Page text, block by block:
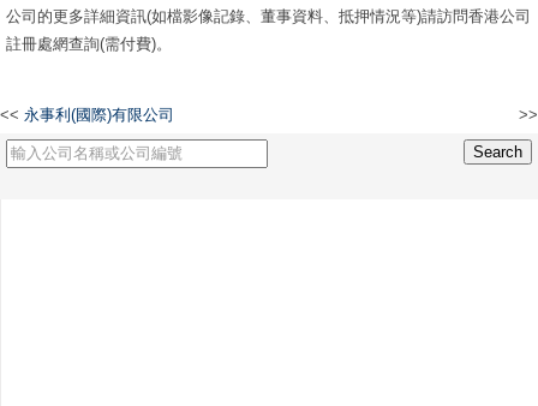
公司的更多詳細資訊(如檔影像記錄、董事資料、抵押情況等)請訪問香港公司
註冊處網查詢(需付費)。
<< 永事利(國際)有限公司 >>